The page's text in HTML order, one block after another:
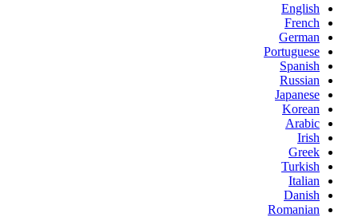
English
French
German
Portuguese
Spanish
Russian
Japanese
Korean
Arabic
Irish
Greek
Turkish
Italian
Danish
Romanian